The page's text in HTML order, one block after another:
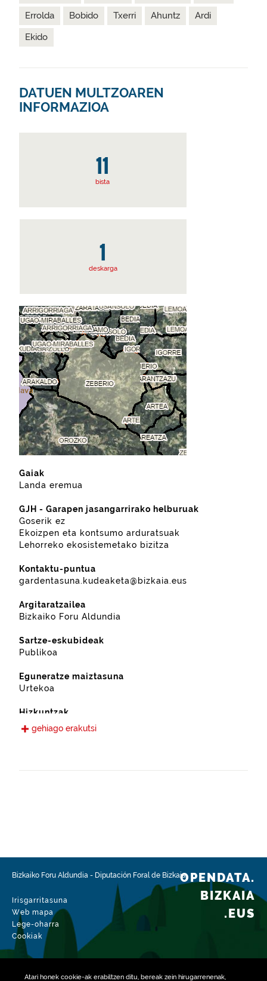
Atari honek cookie-ak erabiltzen ditu, bereak zein hirugarrenenak,
Errolda
Bobido Txerri Ahuntz
Ardi
Ekido
DATUEN MULTZOAREN
INFORMAZIOA
11
bista
1
deskarga
Gaiak
Landa eremua
GJH - Garapen jasangarrirako helburuak
Goserik ez
Ekoizpen eta kontsumo arduratsuak
Lehorreko ekosistemetako bizitza
Kontaktu-puntua
gardentasuna.kudeaketa@bizkaia.eus
Argitaratzailea
Bizkaiko Foru Aldundia
Sartze-eskubideak
Publikoa
Eguneratze maiztasuna
Urtekoa
Hizkuntzak
Gaztelania
Datu-multzoaren aldaketa-data
2026-02-15
gehiago erakutsi
Bizkaiko Foru Aldundia - Diputación Foral de Bizkaia
Irisgarritasuna
Web mapa
Lege-oharra
Cookiak
OPENDATA.
BIZKAIA
.EUS